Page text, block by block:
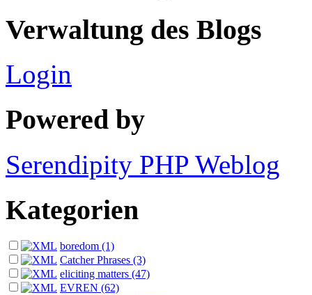
Verwaltung des Blogs
Login
Powered by
Serendipity PHP Weblog
Kategorien
boredom (1)
Catcher Phrases (3)
eliciting matters (47)
EVREN (62)